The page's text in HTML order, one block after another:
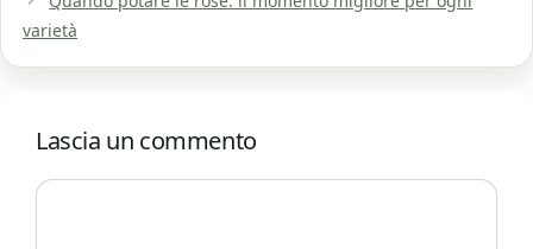
varietà
Lascia un commento
Commento